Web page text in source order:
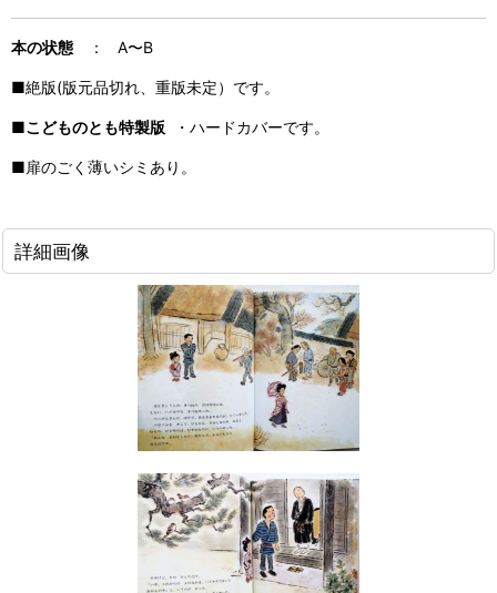
本の状態 ： A〜B
■絶版(版元品切れ、重版未定）です。
■こどものとも特製版 ・ハードカバーです。
■扉のごく薄いシミあり。
詳細画像